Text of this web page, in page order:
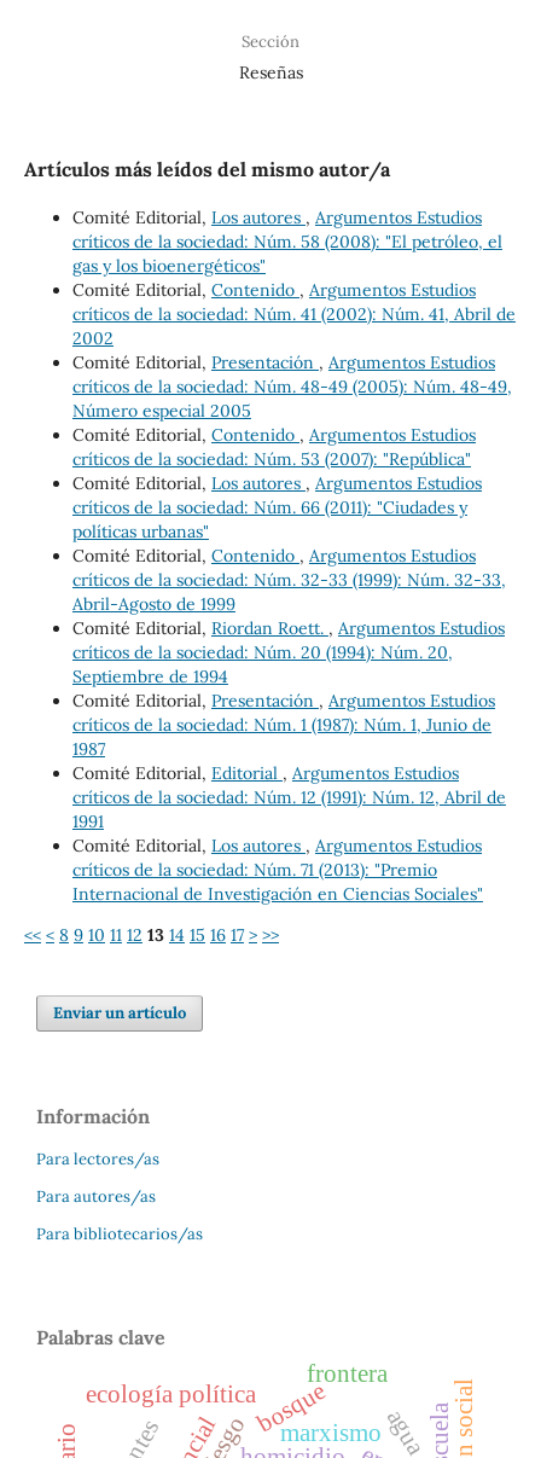
Sección
Reseñas
Artículos más leídos del mismo autor/a
Comité Editorial, Los autores , Argumentos Estudios
críticos de la sociedad: Núm. 58 (2008): "El petróleo, el
gas y los bioenergéticos"
Comité Editorial, Contenido , Argumentos Estudios
críticos de la sociedad: Núm. 41 (2002): Núm. 41, Abril de
2002
Comité Editorial, Presentación , Argumentos Estudios
críticos de la sociedad: Núm. 48-49 (2005): Núm. 48-49,
Número especial 2005
Comité Editorial, Contenido , Argumentos Estudios
críticos de la sociedad: Núm. 53 (2007): "República"
Comité Editorial, Los autores , Argumentos Estudios
críticos de la sociedad: Núm. 66 (2011): "Ciudades y
políticas urbanas"
Comité Editorial, Contenido , Argumentos Estudios
críticos de la sociedad: Núm. 32-33 (1999): Núm. 32-33,
Abril-Agosto de 1999
Comité Editorial, Riordan Roett. , Argumentos Estudios
críticos de la sociedad: Núm. 20 (1994): Núm. 20,
Septiembre de 1994
Comité Editorial, Presentación , Argumentos Estudios
críticos de la sociedad: Núm. 1 (1987): Núm. 1, Junio de
1987
Comité Editorial, Editorial , Argumentos Estudios
críticos de la sociedad: Núm. 12 (1991): Núm. 12, Abril de
1991
Comité Editorial, Los autores , Argumentos Estudios
críticos de la sociedad: Núm. 71 (2013): "Premio
Internacional de Investigación en Ciencias Sociales"
<< < 8 9 10 11 12 13 14 15 16 17 > >>
Enviar un artículo
Información
Para lectores/as
Para autores/as
Para bibliotecarios/as
Palabras clave
marxismo
bosque
ecología política
aguaescuela
frontera